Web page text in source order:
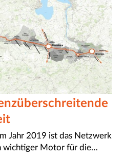
Jahr 2019 ist das Netzwerk
wichtiger Motor für die…